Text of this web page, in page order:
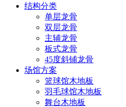
结构分类
单层龙骨
双层龙骨
主辅龙骨
板式龙骨
45度斜铺龙骨
场馆方案
篮球馆木地板
羽毛球馆木地板
舞台木地板